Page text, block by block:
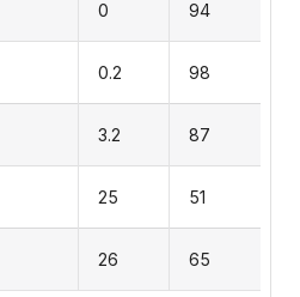
0 94
0.2 98
3.2 87
25 51
26 65